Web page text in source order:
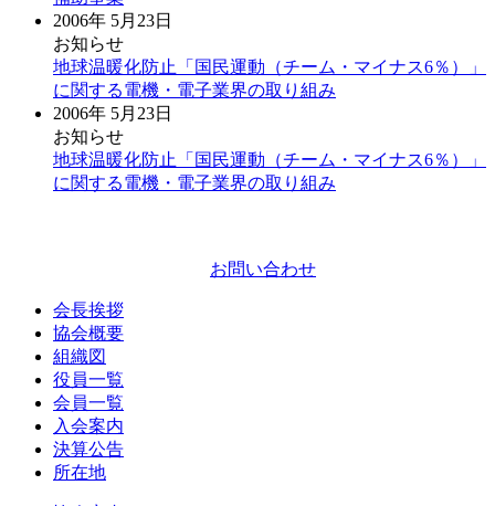
2006年 5月23日
お知らせ
地球温暖化防止「国民運動（チーム・マイナス6％）」
に関する電機・電子業界の取り組み
2006年 5月23日
お知らせ
地球温暖化防止「国民運動（チーム・マイナス6％）」
に関する電機・電子業界の取り組み
お問い合わせ
会長挨拶
協会概要
組織図
役員一覧
会員一覧
入会案内
決算公告
所在地